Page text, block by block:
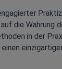
die Wahrung
in der
Ehrlichkeit